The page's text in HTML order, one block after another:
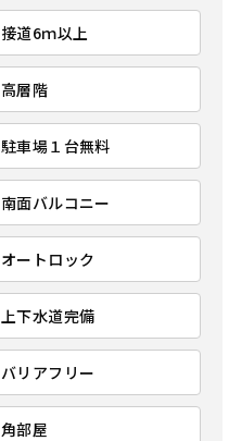
接道6ｍ以上
高層階
駐車場１台無料
南面バルコニー
オートロック
上下水道完備
バリアフリー
角部屋